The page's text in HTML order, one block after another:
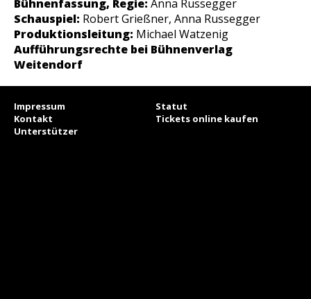
Bühnenfassung, Regie: Anna Russegger
Schauspiel: Robert Grießner, Anna Russegger
Produktionsleitung: Michael Watzenig
Aufführungsrechte bei Bühnenverlag
Weitendorf
Impressum
Statut
Kontakt
Tickets online kaufen
Unterstützer